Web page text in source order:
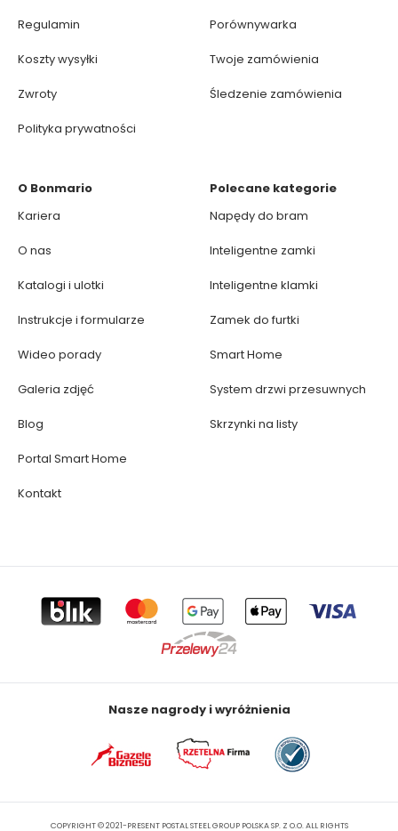
Regulamin
Koszty wysyłki
Zwroty
Polityka prywatności
Porównywarka
Twoje zamówienia
Śledzenie zamówienia
O Bonmario
Kariera
O nas
Katalogi i ulotki
Instrukcje i formularze
Wideo porady
Galeria zdjęć
Blog
Portal Smart Home
Kontakt
Polecane kategorie
Napędy do bram
Inteligentne zamki
Inteligentne klamki
Zamek do furtki
Smart Home
System drzwi przesuwnych
Skrzynki na listy
Nasze nagrody i wyróżnienia
COPYRIGHT © 2021-PRESENT POSTAL STEEL GROUP POLSKA SP. Z O.O. ALL RIGHTS